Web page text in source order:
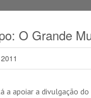
O Grande
a apoiar a divulgação do